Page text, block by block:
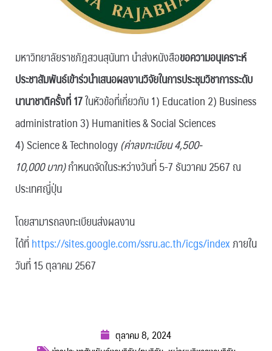
มหาวิทยาลัยราชภัฎสวนสุนันทา นำส่งหนังสือขอความอนุเคราะห์
ประชาสัมพันธ์เข้าร่วนำเสนอผลงานวิจัยในการประชุมวิชาการระดับ
นานาชาติครั้งที่ 17ในหัวข้อที่เกี่ยวกับ 1)Education 2) Business
administration 3) Humanities & Social Sciences
4) Science & Technology(ค่าลงทะเบียน 4,500-
10,000 บาท)กำหนดจัดในระหว่างวันที่ 5-7 ธันวาคม 2567 ณ
ประเทศญี่ปุ่น
โดยสามารถลงทะเบียนส่งผลงาน
ได้ที่https://sites.google.com/ssru.ac.th/icgs/indexภายใน
วันที่ 15 ตุลาคม 2567
ตุลาคม 8, 2024